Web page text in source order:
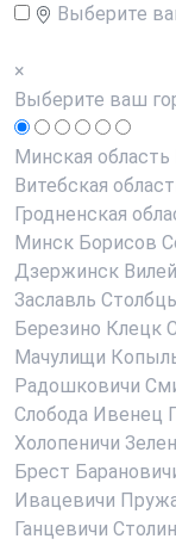
Выберите
×
Выберите ваш
Минская область
Витебская
Гродненская
Минск Борисов
Дзержинск
Заславль
Березино Клецк
Мачулищи
Радошковичи
Слобода Ивенец
Холопеничи
Брест
Ивацевичи
Ганцевичи Столин